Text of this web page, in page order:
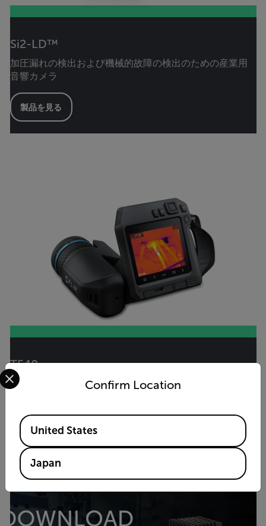
Si2-LD™
加圧漏れの検出および機械的故障の検出のための産業用
音響カメラ
製品を見る
T540
業務用赤外線カメラ
製品を見る
Flir F&B製造ソリューションの活用
Confirm Location
Select your preferred country and language from the
Available Locations
United States
Japan